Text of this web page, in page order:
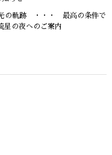
の軌跡 ・・・ 最高の条件で
の夜へのご案内